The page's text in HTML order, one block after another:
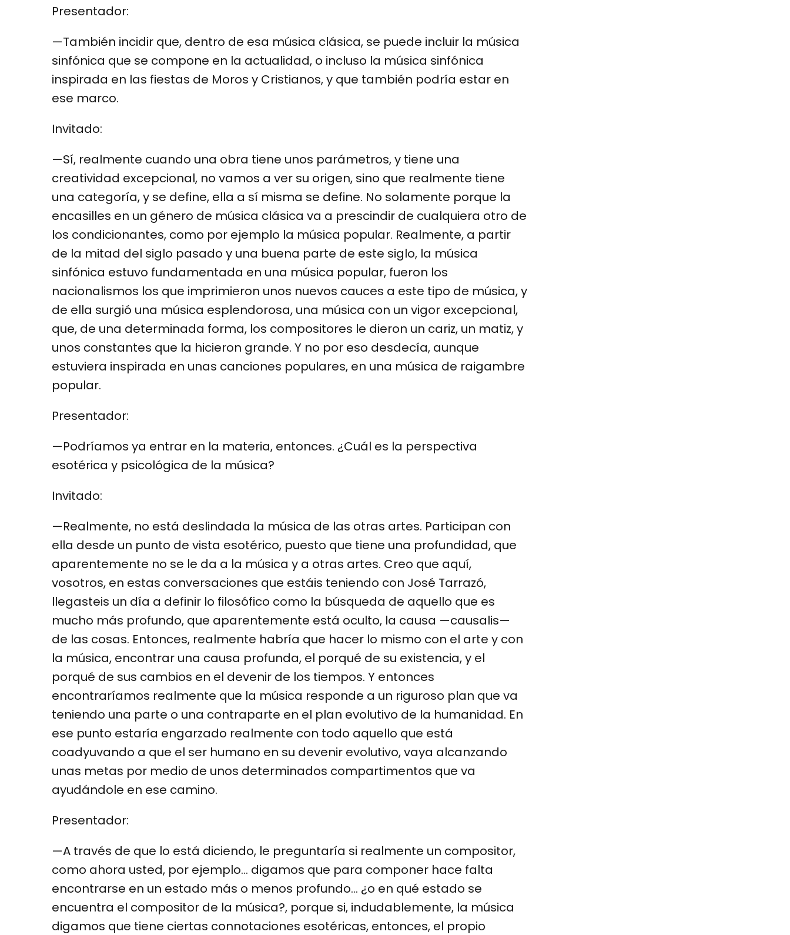
Presentador:
—También incidir que, dentro de esa música clásica, se puede incluir la música
sinfónica que se compone en la actualidad, o incluso la música sinfónica
inspirada en las fiestas de Moros y Cristianos, y que también podría estar en
ese marco.
Invitado:
—Sí, realmente cuando una obra tiene unos parámetros, y tiene una
creatividad excepcional, no vamos a ver su origen, sino que realmente tiene
una categoría, y se define, ella a sí misma se define. No solamente porque la
encasilles en un género de música clásica va a prescindir de cualquiera otro de
los condicionantes, como por ejemplo la música popular. Realmente, a partir
de la mitad del siglo pasado y una buena parte de este siglo, la música
sinfónica estuvo fundamentada en una música popular, fueron los
nacionalismos los que imprimieron unos nuevos cauces a este tipo de música, y
de ella surgió una música esplendorosa, una música con un vigor excepcional,
que, de una determinada forma, los compositores le dieron un cariz, un matiz, y
unos constantes que la hicieron grande. Y no por eso desdecía, aunque
estuviera inspirada en unas canciones populares, en una música de raigambre
popular.
Presentador:
—Podríamos ya entrar en la materia, entonces. ¿Cuál es la perspectiva
esotérica y psicológica de la música?
Invitado:
—Realmente, no está deslindada la música de las otras artes. Participan con
ella desde un punto de vista esotérico, puesto que tiene una profundidad, que
aparentemente no se le da a la música y a otras artes. Creo que aquí,
vosotros, en estas conversaciones que estáis teniendo con José Tarrazó,
llegasteis un día a definir lo filosófico como la búsqueda de aquello que es
mucho más profundo, que aparentemente está oculto, la causa —causalis—
de las cosas. Entonces, realmente habría que hacer lo mismo con el arte y con
la música, encontrar una causa profunda, el porqué de su existencia, y el
porqué de sus cambios en el devenir de los tiempos. Y entonces
encontraríamos realmente que la música responde a un riguroso plan que va
teniendo una parte o una contraparte en el plan evolutivo de la humanidad. En
ese punto estaría engarzado realmente con todo aquello que está
coadyuvando a que el ser humano en su devenir evolutivo, vaya alcanzando
unas metas por medio de unos determinados compartimentos que va
ayudándole en ese camino.
Presentador:
—A través de que lo está diciendo, le preguntaría si realmente un compositor,
como ahora usted, por ejemplo… digamos que para componer hace falta
encontrarse en un estado más o menos profundo… ¿o en qué estado se
encuentra el compositor de la música?, porque si, indudablemente, la música
digamos que tiene ciertas connotaciones esotéricas, entonces, el propio